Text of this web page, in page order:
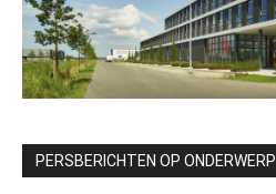
PERSBERICHTEN OP ONDERWERP